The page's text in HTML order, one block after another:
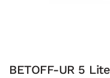
BETOFF-UR 5